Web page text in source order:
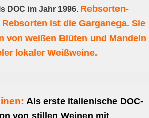
DOC im Jahr 1996. Rebsorten-
ist die Garganega. Sie
von weißen Blüten und Mandeln
lokaler Weißweine.
Als erste italienische DOC-
von stillen Weinen mit